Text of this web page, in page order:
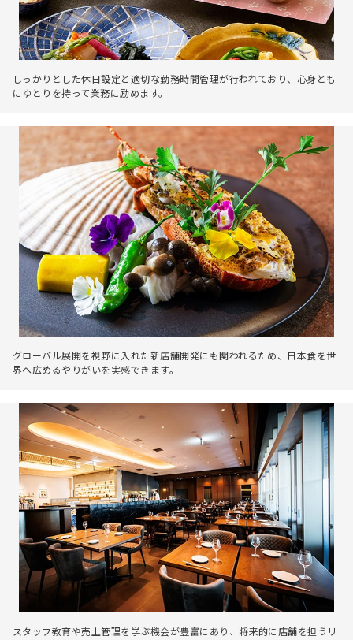
しっかりとした休日設定と適切な勤務時間管理が行われており、心身とも
にゆとりを持って業務に励めます。
グローバル展開を視野に入れた新店舗開発にも関われるため、日本食を世
界へ広めるやりがいを実感できます。
スタッフ教育や売上管理を学ぶ機会が豊富にあり、将来的に店舗を担うリ